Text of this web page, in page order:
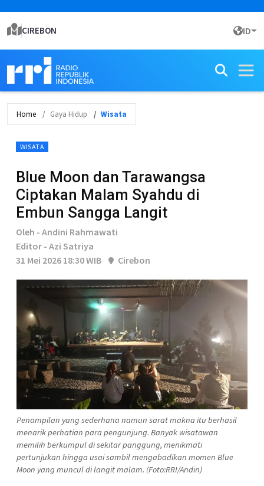
CIREBON ID
Home Gaya Hidup Wisata
WISATA
Blue Moon dan Tarawangsa
Ciptakan Malam Syahdu di
Embun Sangga Langit
Oleh - Andini Rahmawati
Editor - Azi Satriya
31 Mei 2026 18:30 WIB
Cirebon
Penampilan yang sederhana namun sarat makna itu berhasil
menarik perhatian para pengunjung. Banyak wisatawan
memilih berkumpul di sekitar panggung, menikmati
pertunjukan hingga usai sambil mengabadikan momen Blue
Moon yang muncul di langit malam. (Foto:RRI/Andin)